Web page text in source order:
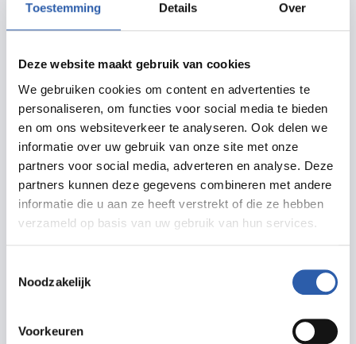
Toestemming Details Over
Deze website maakt gebruik van cookies
We gebruiken cookies om content en advertenties te
personaliseren, om functies voor social media te bieden
en om ons websiteverkeer te analyseren. Ook delen we
informatie over uw gebruik van onze site met onze
partners voor social media, adverteren en analyse. Deze
partners kunnen deze gegevens combineren met andere
informatie die u aan ze heeft verstrekt of die ze hebben
verzameld op basis van uw gebruik van hun services.
Noodzakelijk
Voorkeuren
schouwburghengelo.nl
info@schouwburghengelo.nl
074 255 6789
Prijzen